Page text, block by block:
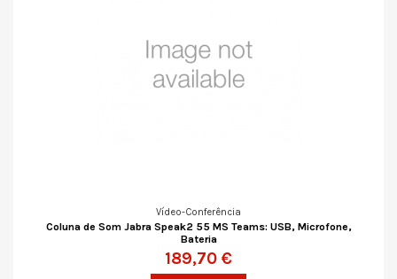
Vídeo-Conferência
Coluna de Som Jabra Speak2 55 MS Teams: USB, Microfone,
Bateria
189,70 €